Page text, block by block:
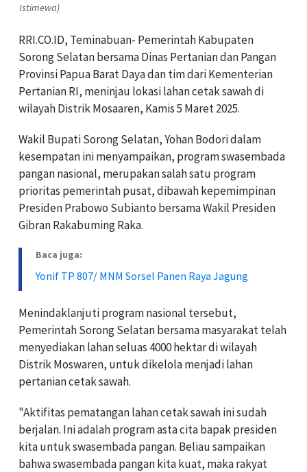
Istimewa)
RRI.CO.ID, Teminabuan- Pemerintah Kabupaten
Sorong Selatan bersama Dinas Pertanian dan Pangan
Provinsi Papua Barat Daya dan tim dari Kementerian
Pertanian RI, meninjau lokasi lahan cetak sawah di
wilayah Distrik Mosaaren, Kamis 5 Maret 2025.
Wakil Bupati Sorong Selatan, Yohan Bodori dalam
kesempatan ini menyampaikan, program swasembada
pangan nasional, merupakan salah satu program
prioritas pemerintah pusat, dibawah kepemimpinan
Presiden Prabowo Subianto bersama Wakil Presiden
Gibran Rakabuming Raka.
Baca juga:
Yonif TP 807/ MNM Sorsel Panen Raya Jagung
Menindaklanjuti program nasional tersebut,
Pemerintah Sorong Selatan bersama masyarakat telah
menyediakan lahan seluas 4000 hektar di wilayah
Distrik Moswaren, untuk dikelola menjadi lahan
pertanian cetak sawah.
"Aktifitas pematangan lahan cetak sawah ini sudah
berjalan. Ini adalah program asta cita bapak presiden
kita untuk swasembada pangan. Beliau sampaikan
bahwa swasembada pangan kita kuat, maka rakyat